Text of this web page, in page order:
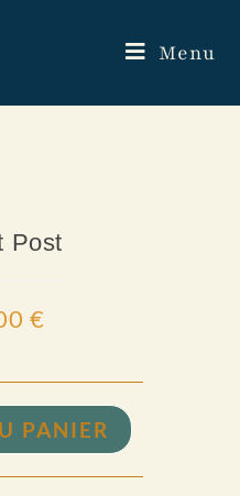
Menu
Post
€
PANIER